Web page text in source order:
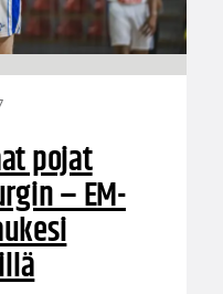
pojat
– EM-